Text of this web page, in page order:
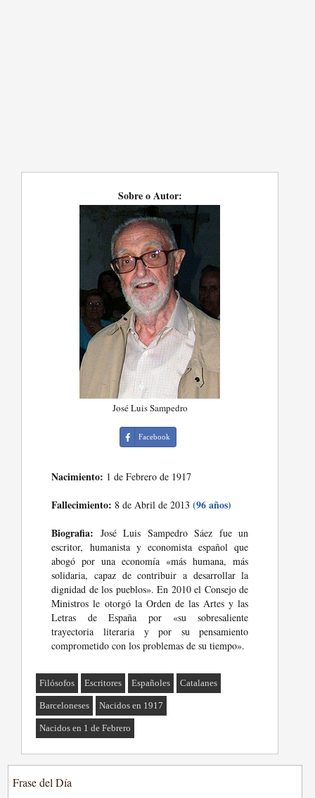
Sobre o Autor:
José Luis Sampedro
Facebook
Nacimiento: 1 de Febrero de 1917
Fallecimiento: 8 de Abril de 2013(96 años)
Biografia: José Luis Sampedro Sáez fue un
escritor, humanista y economista español que
abogó por una economía «más humana, más
solidaria, capaz de contribuir a desarrollar la
dignidad de los pueblos». En 2010 el Consejo de
Ministros le otorgó la Orden de las Artes y las
Letras de España por «su sobresaliente
trayectoria literaria y por su pensamiento
comprometido con los problemas de su tiempo».
Filósofos Escritores Españoles Catalanes
Barceloneses Nacidos en 1917
Nacidos en 1 de Febrero
Frase del Día